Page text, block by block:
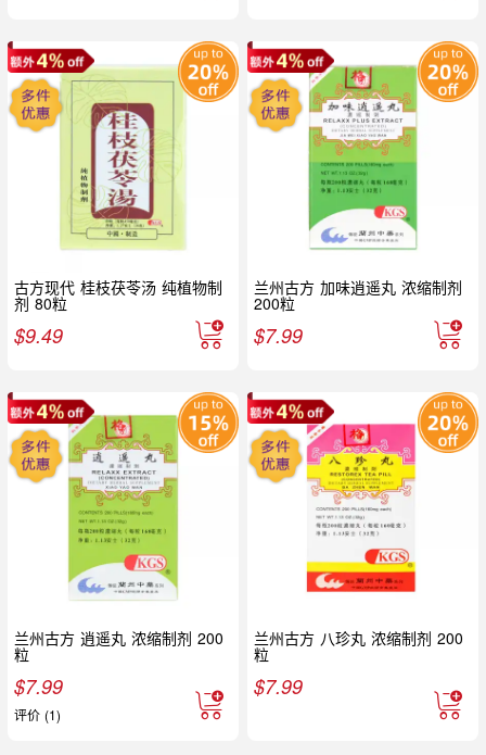
古方现代 桂枝茯苓汤 纯植物制
剂 80粒
$9.49
兰州古方 加味逍遥丸 浓缩制剂
200粒
$7.99
兰州古方 逍遥丸 浓缩制剂 200
粒
$7.99
评价 (1)
兰州古方 八珍丸 浓缩制剂 200
粒
$7.99